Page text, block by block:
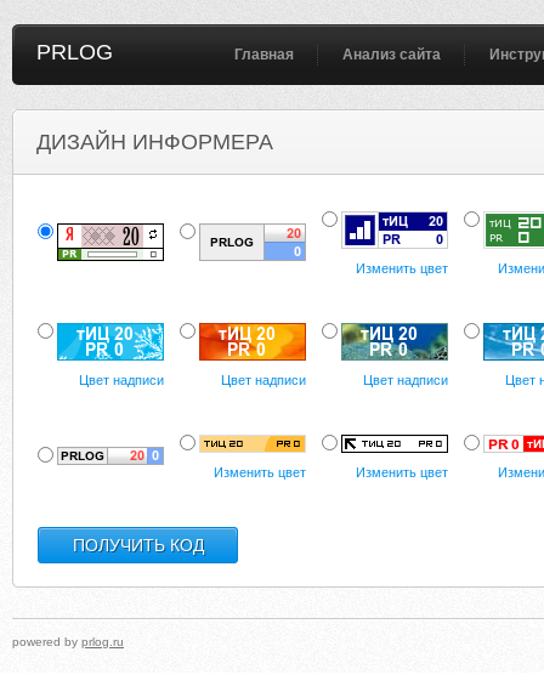
PRLOG Главная Анализ сайта
ДИЗАЙН ИНФОРМЕРА
Изменить цвет
Цвет надписи Цвет надписи Цвет надписи Цвет
Изменить цвет Изменить цвет
powered by prlog.ru